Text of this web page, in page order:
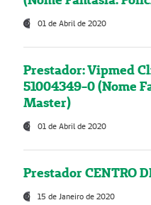
01 de Abril de 2020
Prestador: Vipmed
51004349-0 (Nome
Master)
01 de Abril de 2020
Prestador CENTRO
15 de Janeiro de 2020